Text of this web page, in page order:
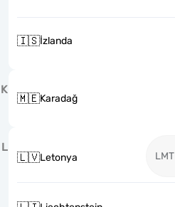
🇮🇸İzlanda
K
🇲🇪Karadağ
L
🇱🇻Letonya LMT